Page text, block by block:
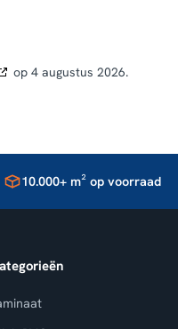
op 4 augustus 2026.
10.000+ m² op voorraad